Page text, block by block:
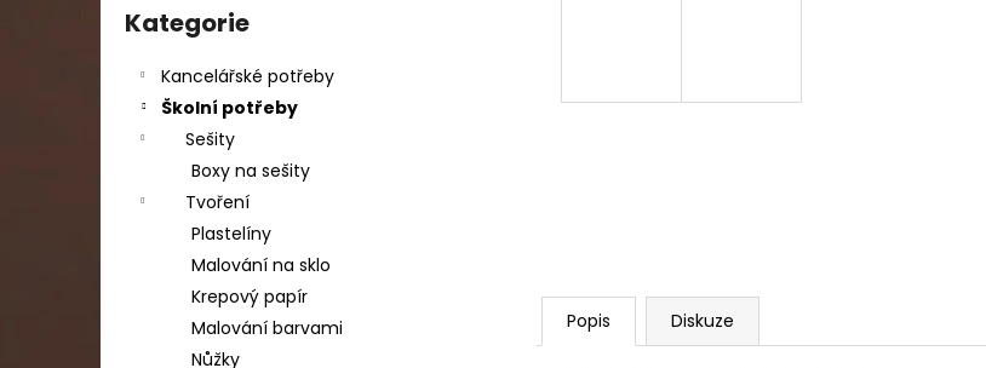
kategorie
Kategorie
Kancelářské potřeby
Školní potřeby
Sešity
Boxy na sešity
Tvoření
Plastelíny
Malování na sklo
Krepový papír
Malování barvami
Nůžky
Popis Diskuze
DAHLE LAMINÁTOR 70103, A3, 2 VÁLCE
Původně: 2 667 Kč